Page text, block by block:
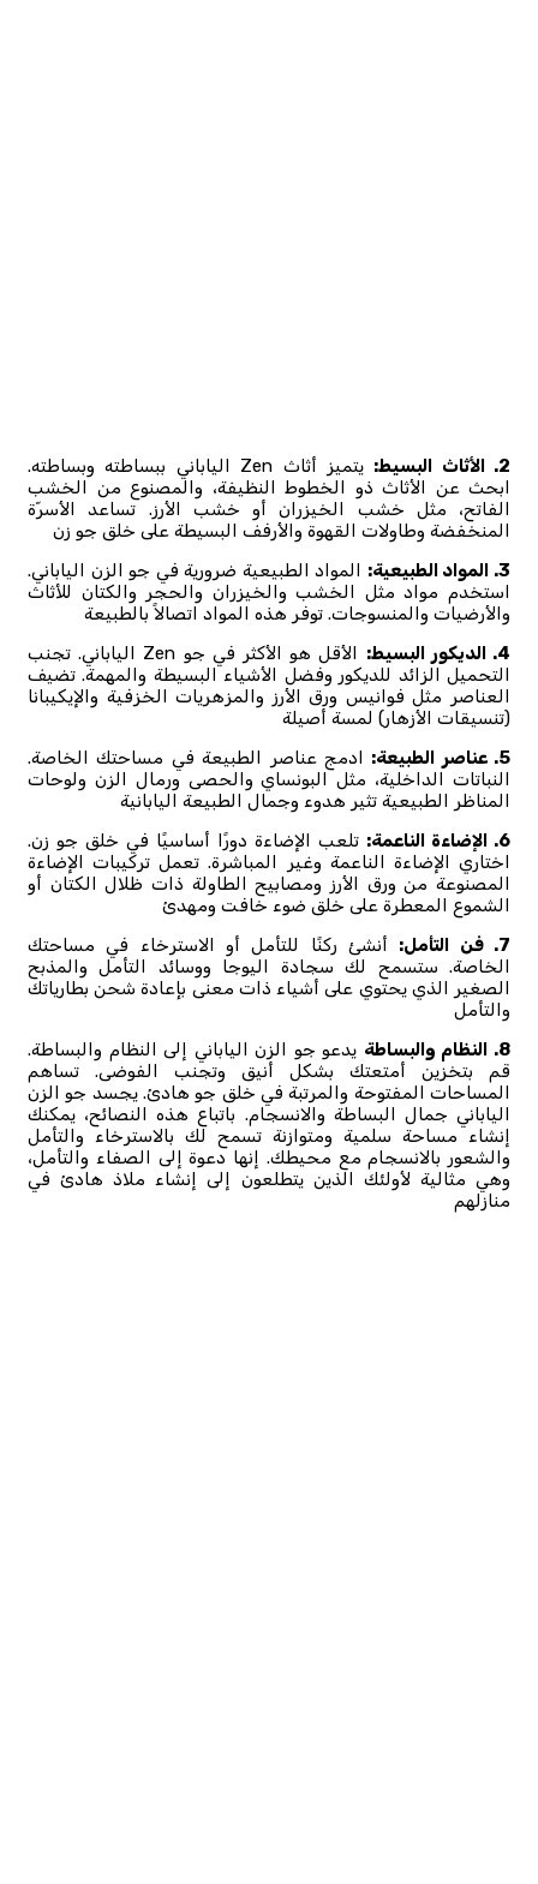
2. الأثاث البسيط:
يتميز أثاث Zen الياباني ببساطته وبساطته.
ابحث عن الأثاث ذو الخطوط النظيفة، والمصنوع من الخشب
الفاتح، مثل خشب الخيزران أو خشب الأرز. تساعد الأسرّة
المنخفضة وطاولات القهوة والأرفف البسيطة على خلق جو زن
3. المواد الطبيعية:
المواد الطبيعية ضرورية في جو الزن الياباني.
استخدم مواد مثل الخشب والخيزران والحجر والكتان للأثاث
والأرضيات والمنسوجات. توفر هذه المواد اتصالاً بالطبيعة
4. الديكور البسيط:
الأقل هو الأكثر في جو Zen الياباني. تجنب
التحميل الزائد للديكور وفضل الأشياء البسيطة والمهمة. تضيف
العناصر مثل فوانيس ورق الأرز والمزهريات الخزفية والإيكيبانا
(تنسيقات الأزهار) لمسة أصيلة
5. عناصر الطبيعة:
ادمج عناصر الطبيعة في مساحتك الخاصة.
النباتات الداخلية، مثل البونساي والحصى ورمال الزن ولوحات
المناظر الطبيعية تثير هدوء وجمال الطبيعة اليابانية
6. الإضاءة الناعمة:
تلعب الإضاءة دورًا أساسيًا في خلق جو زن.
اختاري الإضاءة الناعمة وغير المباشرة. تعمل تركيبات الإضاءة
المصنوعة من ورق الأرز ومصابيح الطاولة ذات ظلال الكتان أو
الشموع المعطرة على خلق ضوء خافت ومهدئ
7. فن التأمل:
أنشئ ركنًا للتأمل أو الاسترخاء في مساحتك
الخاصة. ستسمح لك سجادة اليوجا ووسائد التأمل والمذبح
الصغير الذي يحتوي على أشياء ذات معنى بإعادة شحن بطارياتك
والتأمل
8. النظام والبساطة
يدعو جو الزن الياباني إلى النظام والبساطة.
قم بتخزين أمتعتك بشكل أنيق وتجنب الفوضى. تساهم
المساحات المفتوحة والمرتبة في خلق جو هادئ. يجسد جو الزن
الياباني جمال البساطة والانسجام. باتباع هذه النصائح، يمكنك
إنشاء مساحة سلمية ومتوازنة تسمح لك بالاسترخاء والتأمل
والشعور بالانسجام مع محيطك. إنها دعوة إلى الصفاء والتأمل،
وهي مثالية لأولئك الذين يتطلعون إلى إنشاء ملاذ هادئ في
منازلهم